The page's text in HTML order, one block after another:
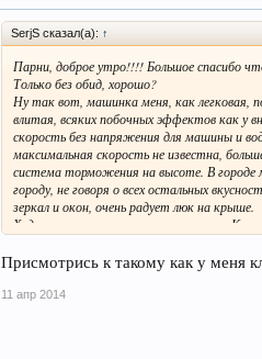
SerjS сказал(а): ↑
Парни, доброе утро!!!! Большое спасибо
Только без обид, хорошо?
Ну так вот, машинка меня, как легковая,
влитая, всяких побочных эффектов как у
скорость без напряжения для машины и
максимальная скорость не известна,
система торможения на высоте. В
городу, не говоря о всех остальных
зеркал и окон, очень радует люк на крыше.
Ходовые характеристики лучше чем у
На счет обмена на внедорожник класса
что, у меня есть на чем помесить грязь не
дальности, у меняя тоже аппарат есть,
Присмотрись к такому как у меня
11 апр 2014